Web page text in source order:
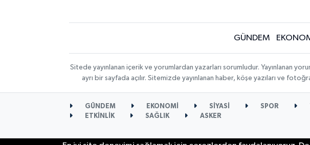
GÜNDEM
Sitede yayınlanan içerik ve yorumlardan yazarları sorumludur. Yayınlanan
ayrı bir sayfada açılır. Sitemizde yayınlanan haber, köşe yazıları ve
GÜNDEM EKONOMİ SİYASİ SPOR
ETKİNLİK
SAĞLIK ASKER